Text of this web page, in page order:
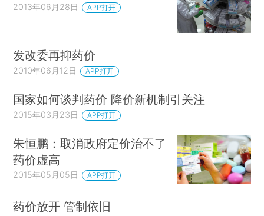
2013年06月28日 APP打开
发改委再抑药价
2010年06月12日 APP打开
国家如何谈判药价 降价新机制引关注
2015年03月23日 APP打开
朱恒鹏：取消政府定价治不了
药价虚高
2015年05月05日 APP打开
药价放开 管制依旧